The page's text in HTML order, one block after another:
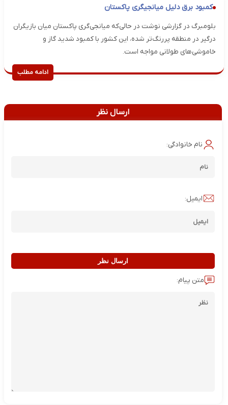
کمبود برق دلیل میانجیگری پاکستان
بلومبرگ در گزارشی نوشت در حالی‌که میانجی‌گری پاکستان میان بازیگران
درگیر در منطقه پررنگ‌تر شده، این کشور با کمبود شدید گاز و
خاموشی‌های طولانی مواجه است.
ادامه مطلب
ارسال نظر
نام خانوادگی:
ایمیل:
ارسال نظر
متن پیام: